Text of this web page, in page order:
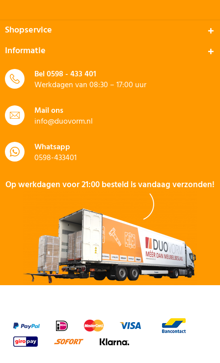
Shopservice
Informatie
Bel0598 - 433 401
Werkdagen van 08:30 – 17:00 uur
Mail ons
info@duovorm.nl
Whatsapp
0598-433401
Op werkdagen voor 21:00 besteld is vandaag verzonden!